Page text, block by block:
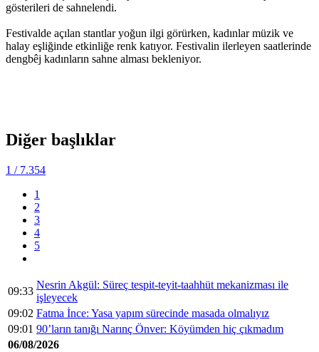
gösterileri de sahnelendi.
Festivalde açılan stantlar yoğun ilgi görürken, kadınlar müzik ve
halay eşliğinde etkinliğe renk katıyor. Festivalin ilerleyen saatlerinde
dengbêj kadınların sahne alması bekleniyor.
Diğer başlıklar
1 / 7.354
1
2
3
4
5
09:33
Nesrin Akgül: Süreç tespit-teyit-taahhüt mekanizması ile
işleyecek
09:02 Fatma İnce: Yasa yapım sürecinde masada olmalıyız
09:01 90’ların tanığı Narınç Önver: Köyümden hiç çıkmadım
06/08/2026